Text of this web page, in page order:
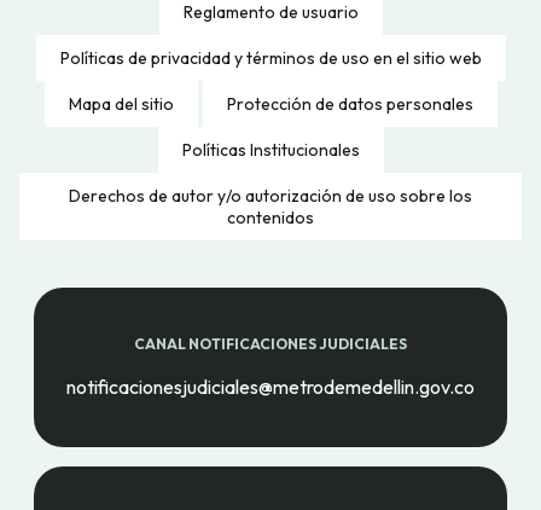
Reglamento de usuario
Políticas de privacidad y términos de uso en el sitio web
Mapa del sitio Protección de datos personales
Políticas Institucionales
Derechos de autor y/o autorización de uso sobre los
contenidos
CANAL NOTIFICACIONES JUDICIALES
notificacionesjudiciales@metrodemedellin.gov.co